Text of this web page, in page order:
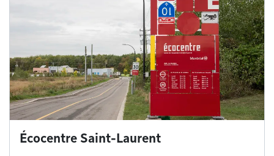
Écocentre Saint-Laurent